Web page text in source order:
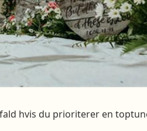
hvis du prioriterer en